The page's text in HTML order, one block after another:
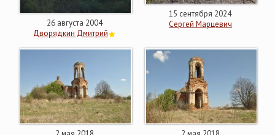
26 августа 2004
Дворядкин Дмитрий
15 сентября 2024
Сергей Марцевич